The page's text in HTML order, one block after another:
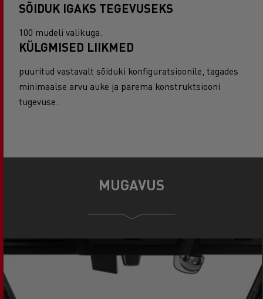
SÕIDUK IGAKS TEGEVUSEKS
100 mudeli valikuga.
KÜLGMISED LIIKMED
puuritud vastavalt sõiduki konfiguratsioonile, tagades
minimaalse arvu auke ja parema konstruktsiooni
tugevuse.
MUGAVUS